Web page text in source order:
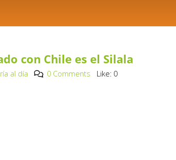
con Chile es el Silala
al día 0 Comments Like: 0